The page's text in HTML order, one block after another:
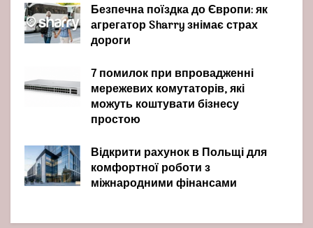
Безпечна поїздка до Європи: як
агрегатор Sharry знімає страх
дороги
7 помилок при впровадженні
мережевих комутаторів, які
можуть коштувати бізнесу
простою
Відкрити рахунок в Польщі для
комфортної роботи з
міжнародними фінансами